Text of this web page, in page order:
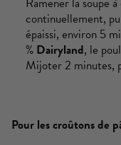
continuellement,
épaissi, environ 5
% Dairyland, le
Mijoter 2 minutes,
Pour les croûtons de